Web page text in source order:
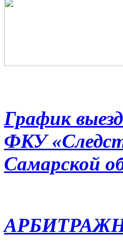
График
ФКУ
Самарской